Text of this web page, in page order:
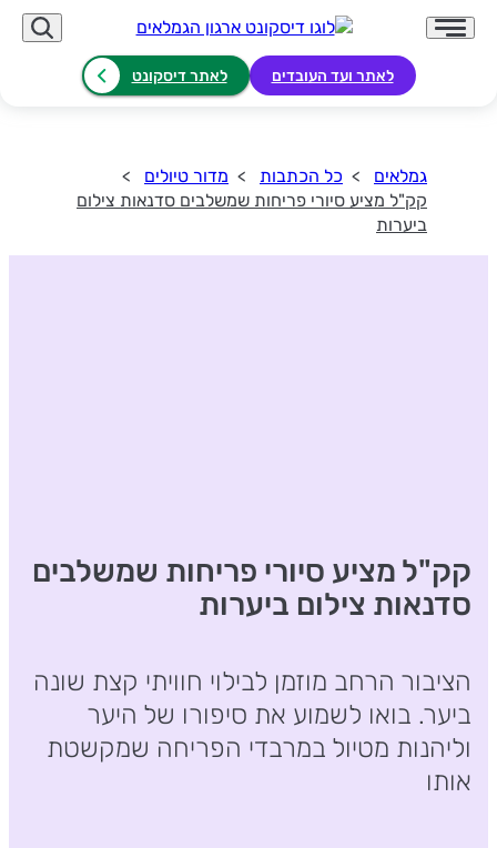
לאתר ועד העובדים לאתר דיסקונט
גמלאים כל הכתבות
מדור טיולים
קק"ל מציע סיורי פריחות שמשלבים סדנאות צילום
ביערות
קק"ל מציע סיורי פריחות שמשלבים
סדנאות צילום ביערות
הציבור הרחב מוזמן לבילוי חוויתי קצת שונה
ביער. בואו לשמוע את סיפורו של היער
וליהנות מטיול במרבדי הפריחה שמקשטת
אותו